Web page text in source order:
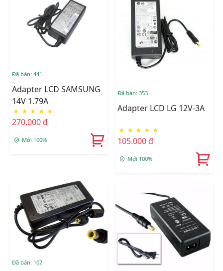
Đã bán: 441
Adapter LCD SAMSUNG
14V 1.79A
★ ★ ★ ★ ★
270.000 đ
Mới 100%
Đã bán: 353
Adapter LCD LG 12V-3A
★ ★ ★ ★ ★
105.000 đ
Mới 100%
Đã bán: 107